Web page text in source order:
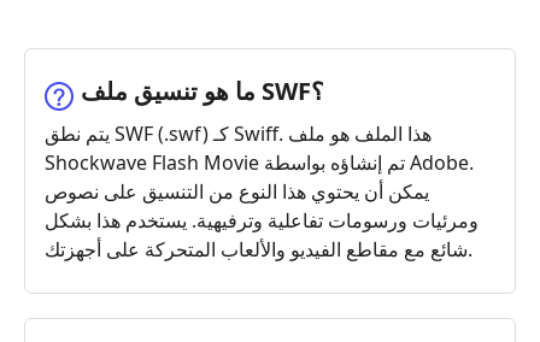
ما هو تنسيق ملف ‎SWF‎؟
يتم نطق SWF (.swf) كـ Swiff. هذا الملف هو ملف
Shockwave Flash Movie تم إنشاؤه بواسطة Adobe.
يمكن أن يحتوي هذا النوع من التنسيق على نصوص
ومرئيات ورسومات تفاعلية وترفيهية. يستخدم هذا بشكل
شائع مع مقاطع الفيديو والألعاب المتحركة على أجهزتك.